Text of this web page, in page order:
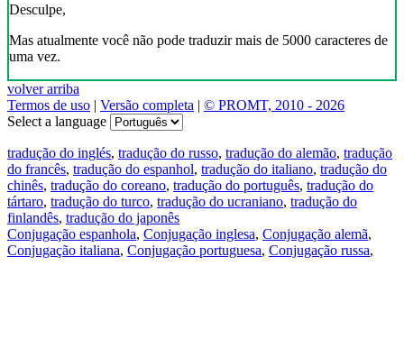
Desculpe,
Mas atualmente você não pode traduzir mais de 5000 caracteres de
uma vez.
volver arriba
Termos de uso | Versão completa | © PROMT, 2010 - 2026
Select a language
tradução do inglés, tradução do russo, tradução do alemão, tradução
do francês, tradução do espanhol, tradução do italiano, tradução do
chinês, tradução do coreano, tradução do português, tradução do
tártaro, tradução do turco, tradução do ucraniano, tradução do
finlandês, tradução do japonês
Conjugação espanhola, Conjugação inglesa, Conjugação alemã,
Conjugação italiana, Conjugação portuguesa, Conjugação russa,